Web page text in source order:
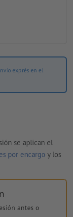
exprés en el
se aplican el
por encargo y los
antes o